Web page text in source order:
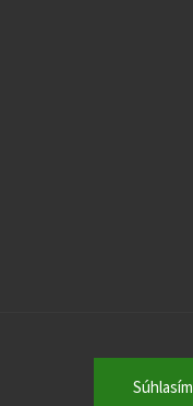
Súhlasím